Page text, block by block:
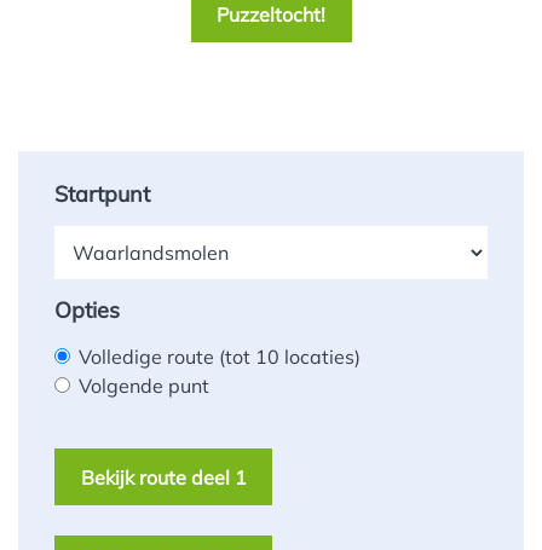
Puzzeltocht!
Startpunt
Opties
Volledige route (tot 10 locaties)
Volgende punt
Bekijk route deel 1